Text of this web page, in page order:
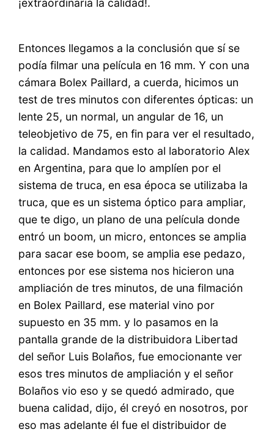
¡extraordinaria la calidad!.
Entonces llegamos a la conclusión que sí se
podía filmar una película en 16 mm. Y con una
cámara Bolex Paillard, a cuerda, hicimos un
test de tres minutos con diferentes ópticas: un
lente 25, un normal, un angular de 16, un
teleobjetivo de 75, en fin para ver el resultado,
la calidad. Mandamos esto al laboratorio Alex
en Argentina, para que lo amplíen por el
sistema de truca, en esa época se utilizaba la
truca, que es un sistema óptico para ampliar,
que te digo, un plano de una película donde
entró un boom, un micro, entonces se amplia
para sacar ese boom, se amplia ese pedazo,
entonces por ese sistema nos hicieron una
ampliación de tres minutos, de una filmación
en Bolex Paillard, ese material vino por
supuesto en 35 mm. y lo pasamos en la
pantalla grande de la distribuidora Libertad
del señor Luis Bolaños, fue emocionante ver
esos tres minutos de ampliación y el señor
Bolaños vio eso y se quedó admirado, que
buena calidad, dijo, él creyó en nosotros, por
eso mas adelante él fue el distribuidor de